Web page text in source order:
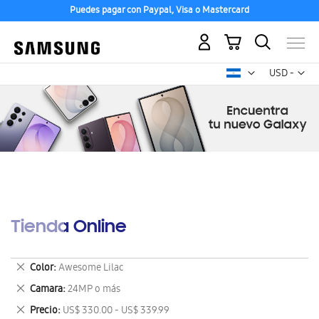
Puedes pagar con Paypal, Visa o Mastercard
USD -
dólar
Mi carrito
Tienda Online
Color Awesome Lilac
Eliminar
este
artículo
Camara 24MP o más
Eliminar
este
Precio US$ 330.00 - US$ 339.99
Eliminar